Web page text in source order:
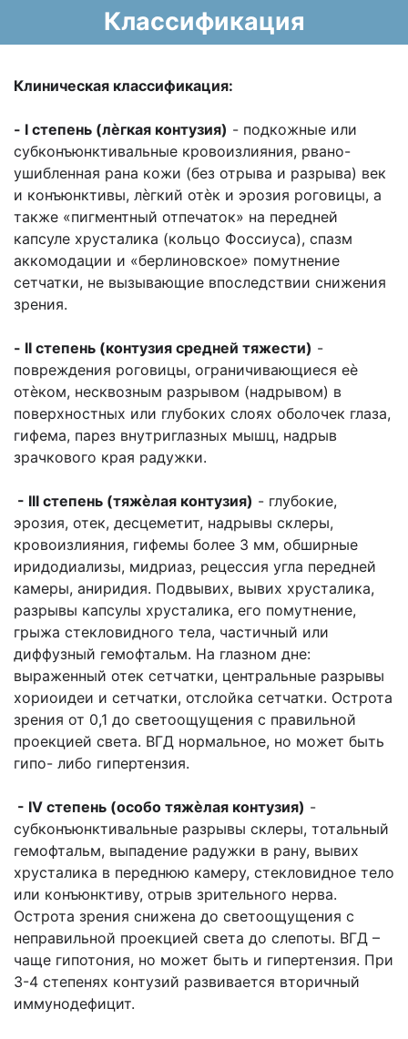
Классификация
Клиническая классификация:
- I степень (лѐгкая контузия) - подкожные или
субконъюнктивальные кровоизлияния, рвано-
ушибленная рана кожи (без отрыва и разрыва) век
и конъюнктивы, лѐгкий отѐк и эрозия роговицы, а
также «пигментный отпечаток» на передней
капсуле хрусталика (кольцо Фоссиуса), спазм
аккомодации и «берлиновское» помутнение
сетчатки, не вызывающие впоследствии снижения
зрения.
- II степень (контузия средней тяжести) -
повреждения роговицы, ограничивающиеся еѐ
отѐком, несквозным разрывом (надрывом) в
поверхностных или глубоких слоях оболочек глаза,
гифема, парез внутриглазных мышц, надрыв
зрачкового края радужки.
- III степень (тяжѐлая контузия) - глубокие,
эрозия, отек, десцеметит, надрывы склеры,
кровоизлияния, гифемы более 3 мм, обширные
иридодиализы, мидриаз, рецессия угла передней
камеры, аниридия. Подвывих, вывих хрусталика,
разрывы капсулы хрусталика, его помутнение,
грыжа стекловидного тела, частичный или
диффузный гемофтальм. На глазном дне:
выраженный отек сетчатки, центральные разрывы
хориоидеи и сетчатки, отслойка сетчатки. Острота
зрения от 0,1 до светоощущения с правильной
проекцией света. ВГД нормальное, но может быть
гипо- либо гипертензия.
- IV степень (особо тяжѐлая контузия) -
субконъюнктивальные разрывы склеры, тотальный
гемофтальм, выпадение радужки в рану, вывих
хрусталика в переднюю камеру, стекловидное тело
или конъюнктиву, отрыв зрительного нерва.
Острота зрения снижена до светоощущения с
неправильной проекцией света до слепоты. ВГД –
чаще гипотония, но может быть и гипертензия. При
3-4 степенях контузий развивается вторичный
иммунодефицит.